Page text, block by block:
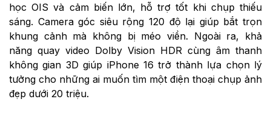
học OIS và cảm biến lớn, hỗ trợ tốt khi chụp thiếu
sáng. Camera góc siêu rộng 120 độ lại giúp bắt trọn
khung cảnh mà không bị méo viền. Ngoài ra, khả
năng quay video Dolby Vision HDR cùng âm thanh
không gian 3D giúp iPhone 16 trở thành lựa chọn lý
tưởng cho những ai muốn tìm một điện thoại chụp ảnh
đẹp dưới 20 triệu.